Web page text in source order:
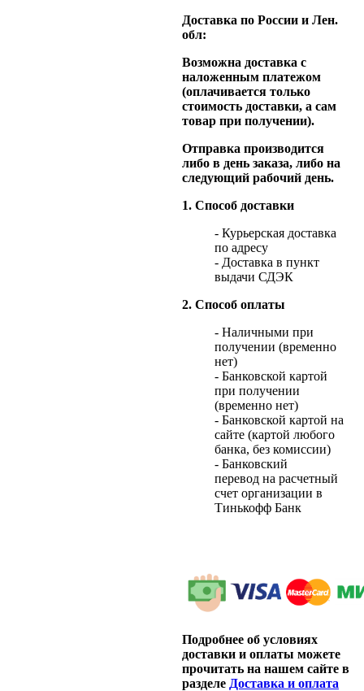
Доставка по России и Лен.
обл:
Возможна доставка с
наложенным платежом
(оплачивается только
стоимость доставки, а сам
товар при получении).
Отправка производится
либо в день заказа, либо на
следующий рабочий день.
1. Способ доставки
- Курьерская доставка
по адресу
- Доставка в пункт
выдачи СДЭК
2. Способ оплаты
- Наличными при
получении (временно
нет)
- Банковской картой
при получении
(временно нет)
- Банковской картой на
сайте (картой любого
банка, без комиссии)
- Банковский
перевод на расчетный
счет организации в
Тинькофф Банк
Подробнее об условиях
доставки и оплаты можете
прочитать на нашем сайте в
разделе Доставка и оплата